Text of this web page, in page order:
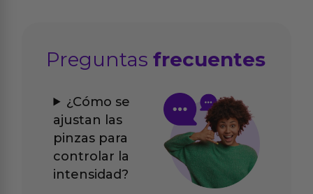
Preguntasfrecuentes
¿Cómo se
ajustan las
pinzas para
controlar la
intensidad?